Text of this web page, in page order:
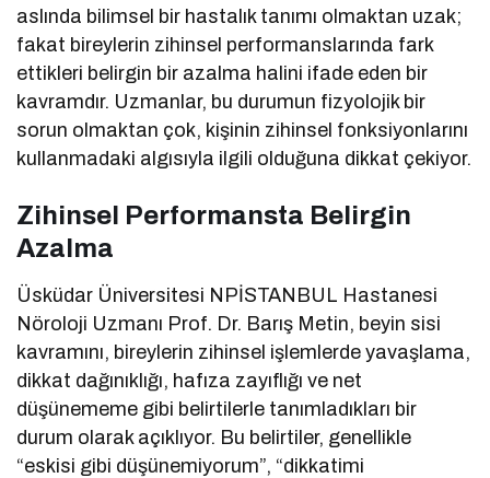
aslında bilimsel bir hastalık tanımı olmaktan uzak;
fakat bireylerin zihinsel performanslarında fark
ettikleri belirgin bir azalma halini ifade eden bir
kavramdır. Uzmanlar, bu durumun fizyolojik bir
sorun olmaktan çok, kişinin zihinsel fonksiyonlarını
kullanmadaki algısıyla ilgili olduğuna dikkat çekiyor.
Zihinsel Performansta Belirgin
Azalma
Üsküdar Üniversitesi NPİSTANBUL Hastanesi
Nöroloji Uzmanı Prof. Dr. Barış Metin, beyin sisi
kavramını, bireylerin zihinsel işlemlerde yavaşlama,
dikkat dağınıklığı, hafıza zayıflığı ve net
düşünememe gibi belirtilerle tanımladıkları bir
durum olarak açıklıyor. Bu belirtiler, genellikle
“eskisi gibi düşünemiyorum”, “dikkatimi